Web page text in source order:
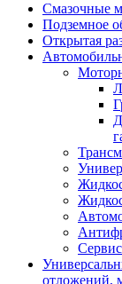
Смазочные
Подземное
Открытая
отложений,